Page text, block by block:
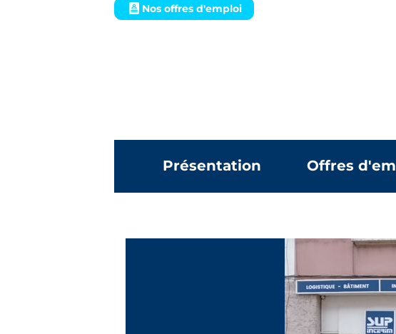
Nos offres d'emploi
Présentation Offres